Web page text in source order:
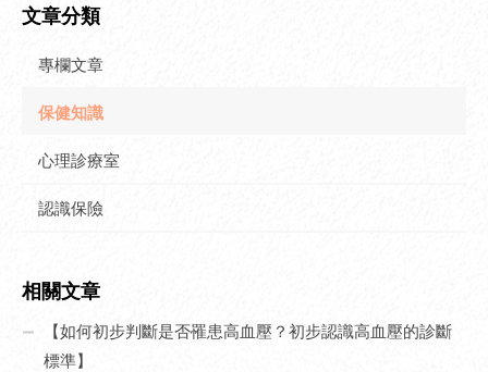
文章分類
專欄文章
保健知識
心理診療室
認識保險
相關文章
【如何初步判斷是否罹患高血壓？初步認識高血壓的診斷
標準】